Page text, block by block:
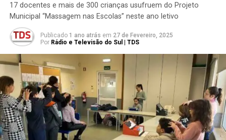
17 docentes e mais de 300 crianças usufruem do Projeto
Municipal “Massagem nas Escolas” neste ano letivo
Publicado 1 ano atrás em 27 de Fevereiro, 2025
Por Rádio e Televisão do Sul | TDS